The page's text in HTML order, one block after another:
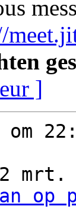
]
om
mrt.
op